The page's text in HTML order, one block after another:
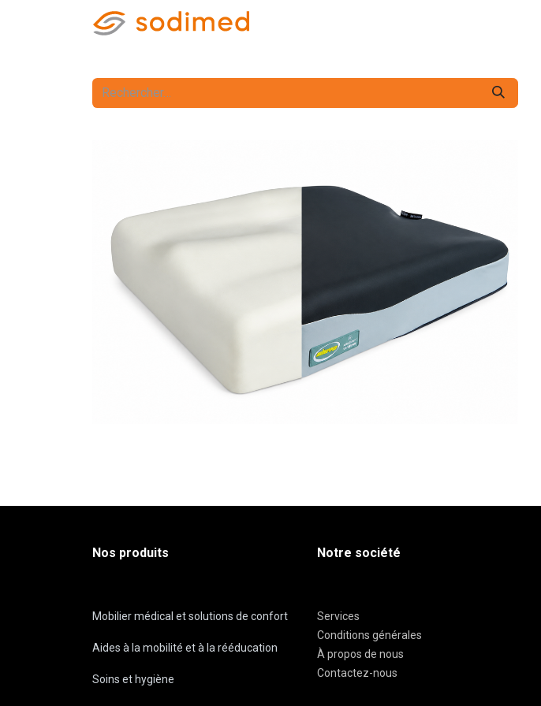
Nos produits
Mobilier médical et solutions de confort
Aides à la mobilité et à la rééducation
Soins et hygiène
Notre société
Services
Conditions générales
À propos de nous
Contactez-nous